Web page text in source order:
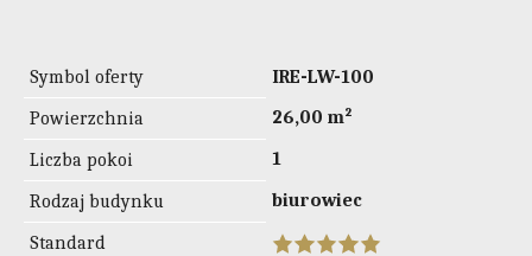
Symbol oferty
IRE-LW-100
Powierzchnia
26,00 m²
Liczba pokoi
1
Rodzaj budynku
biurowiec
Standard